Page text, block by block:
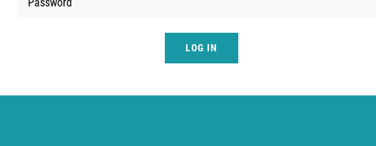
LOG IN